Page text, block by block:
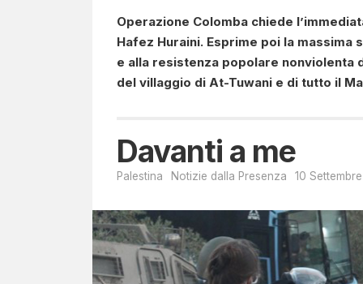
Operazione Colomba chiede
Hafez Huraini. Esprime poi la
e alla resistenza popolare nonviolenta
del villaggio di At-Tuwani e di tutto il
Davanti a me
Palestina Notizie dalla Presenza 10